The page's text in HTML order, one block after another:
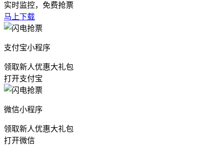
实时监控，免费抢票
马上下载
支付宝小程序
领取新人优惠大礼包
打开支付宝
微信小程序
领取新人优惠大礼包
打开微信